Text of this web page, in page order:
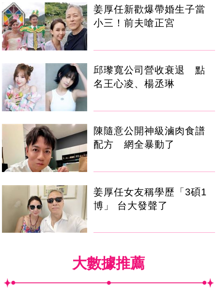
姜厚任新歡爆帶婚生子當
小三！前夫嗆正宮
邱瓈寬公司營收衰退 點
名王心凌、楊丞琳
陳隨意公開神級滷肉食譜
配方 網全暴動了
姜厚任女友稱學歷「3碩1
博」 台大發聲了
大數據推薦